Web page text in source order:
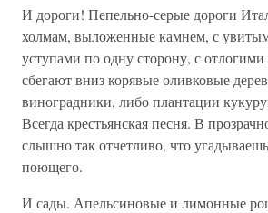
И дороги! Пепельно-серые дороги
холмам, выложенные камнем, с
уступами по одну сторону, с
сбегают вниз корявые оливковые
виноградники, либо плантации
Всегда крестьянская песня. В
слышно так отчетливо, что
поющего.
И сады. Апельсиновые и лимонные